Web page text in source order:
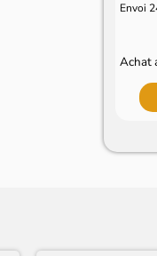
Envoi
Achat